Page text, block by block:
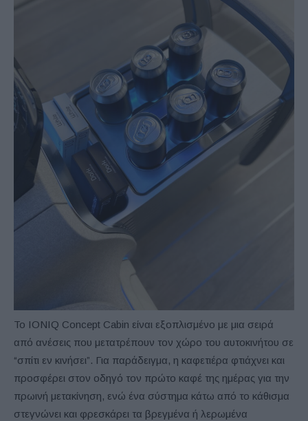
Το IONIQ Concept Cabin είναι εξοπλισμένο με μια σειρά
από ανέσεις που μετατρέπουν τον χώρο του αυτοκινήτου σε
“σπίτι εν κινήσει”. Για παράδειγμα, η καφετιέρα φτιάχνει και
προσφέρει στον οδηγό τον πρώτο καφέ της ημέρας για την
πρωινή μετακίνηση, ενώ ένα σύστημα κάτω από το κάθισμα
στεγνώνει και φρεσκάρει τα βρεγμένα ή λερωμένα